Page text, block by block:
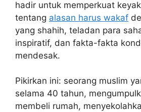
hadir untuk memperkuat
tentang alasan harus wakaf
yang shahih, teladan para
inspiratif, dan fakta-fakta
mendesak.
Pikirkan ini: seorang muslim
selama 40 tahun,
membeli rumah,